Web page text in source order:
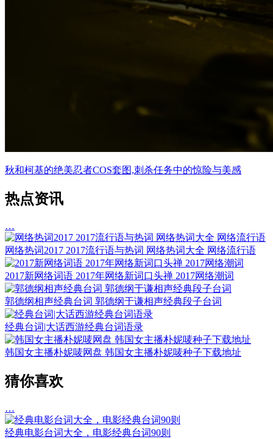
秋和柯基的绝美忍者COS套图,刺杀任务中的惊险与美感
热点资讯
…
网络热词2017 2017流行语与热词 网络热词大全 网络流行语
2017新网络词语 2017年网络新词口头禅 2017网络潮词
郭德纲相声经典台词 郭德纲于谦相声经典段子台词
经典台词|大话西游经典台词语录
韩国女主播朴妮唛网盘 韩国女主播朴妮唛种子下载地址
猜你喜欢
…
经典电影台词大全，电影经典台词90则